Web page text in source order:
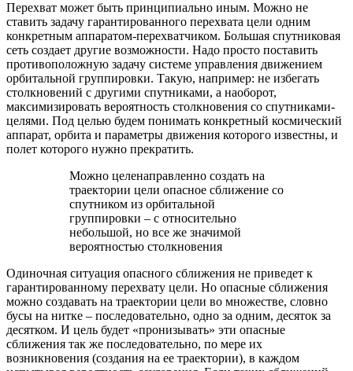
Перехват может быть принципиально иным. Можно не
ставить задачу гарантированного перехвата цели одним
конкретным аппаратом-перехватчиком. Большая спутниковая
сеть создает другие возможности. Надо просто поставить
противоположную задачу системе управления движением
орбитальной группировки. Такую, например: не избегать
столкновений с другими спутниками, а наоборот,
максимизировать вероятность столкновения со спутниками-
целями. Под целью будем понимать конкретный космический
аппарат, орбита и параметры движения которого известны, и
полет которого нужно прекратить.
Можно целенаправленно создать на
траектории цели опасное сближение со
спутником из орбитальной
группировки – с относительно
небольшой, но все же значимой
вероятностью столкновения
Одиночная ситуация опасного сближения не приведет к
гарантированному перехвату цели. Но опасные сближения
можно создавать на траектории цели во множестве, словно
бусы на нитке – последовательно, одно за одним, десяток за
десятком. И цель будет «пронизывать» эти опасные
сближения так же последовательно, по мере их
возникновения (создания на ее траектории), в каждом